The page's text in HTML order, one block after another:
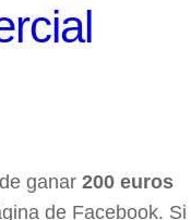
ganar 200 euros
de Facebook. Si